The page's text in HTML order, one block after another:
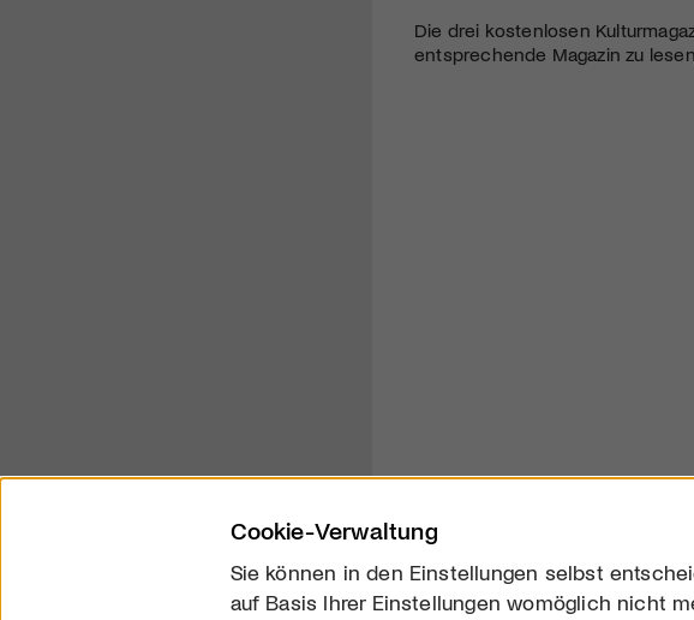
Die drei kostenlosen
entsprechende Magazin zu
Über uns
Cookie-Verwaltung
Sie können in den Einstellungen selbst
auf Basis Ihrer Einstellungen womöglich nicht